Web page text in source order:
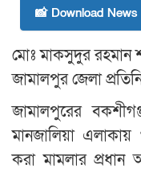
📸 Download
মোঃ মাকসুদুর রহমান
জামালপুর জেলা
জামালপুরের
মানজালিয়া
করা মামলার প্রধান